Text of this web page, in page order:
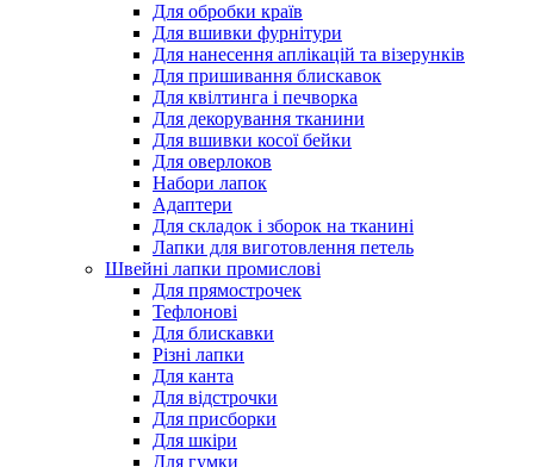
Для обробки країв
Для вшивки фурнітури
Для нанесення аплікацій та візерунків
Для пришивання блискавок
Для квілтинга і печворка
Для декорування тканини
Для вшивки косої бейки
Для оверлоков
Набори лапок
Адаптери
Для складок і зборок на тканині
Лапки для виготовлення петель
Швейні лапки промислові
Для прямострочек
Тефлонові
Для блискавки
Різні лапки
Для канта
Для відстрочки
Для присборки
Для шкіри
Для гумки